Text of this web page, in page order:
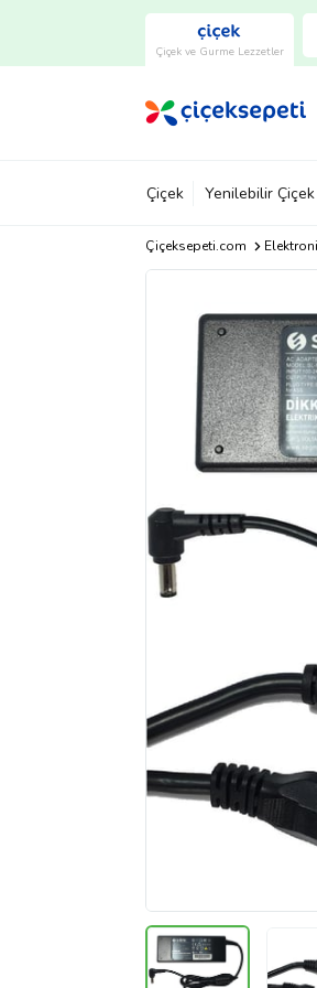
Çiçek ve Gurme Lezzetler
Çiçek Yenilebilir Çiçek
Çiçeksepeti.com